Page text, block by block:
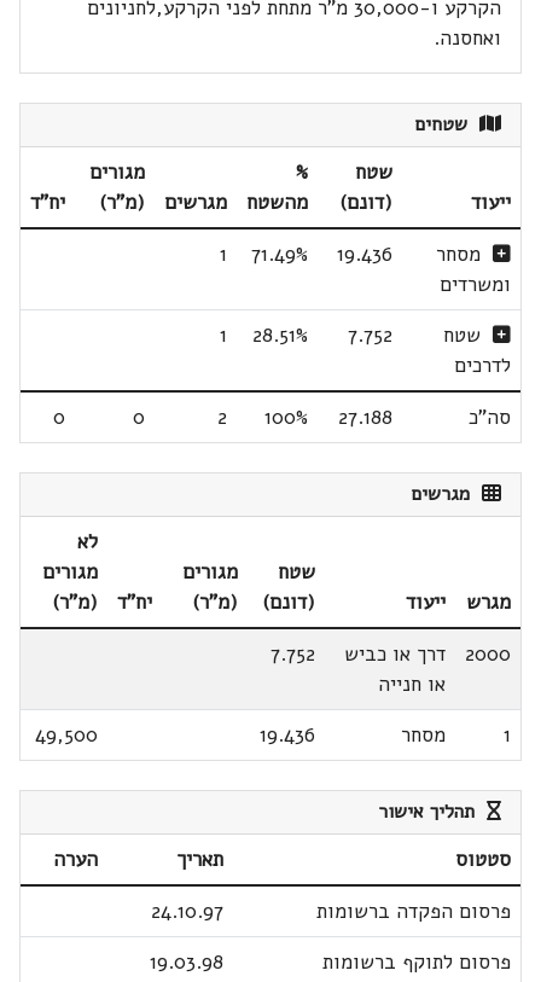
הקרקע ו-30,000 מ"ר מתחת לפני הקרקע,לחניונים
ואחסנה.
שטחים
ייעוד
שטח
(דונם)
%
מהשטח
מגרשים
מגורים
(מ"ר)
יח"ד
מסחר
ומשרדים
19.436
71.49%
1
שטח
לדרכים
7.752
28.51%
1
סה"כ 27.188
100%
2
0
0
מגרשים
מגרש ייעוד
שטח
(דונם)
מגורים
(מ"ר)
יח"ד
לא
מגורים
(מ"ר)
2000
דרך או כביש
או חנייה
7.752
1 מסחר 19.436
49,500
תהליך אישור
סטטוס תאריך
הערה
פרסום הפקדה ברשומות
24.10.97
פרסום לתוקף ברשומות
19.03.98